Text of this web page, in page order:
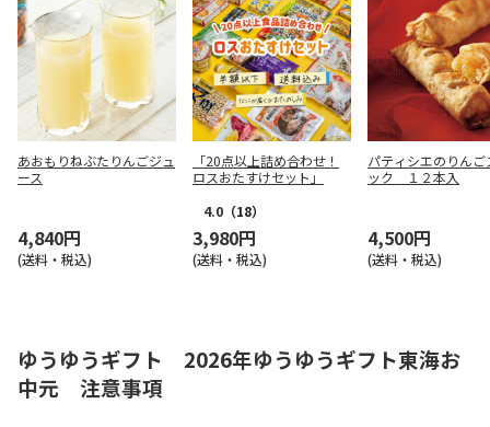
あおもりねぶたりんごジュ
ース
4,840円
(送料・税込)
「20点以上詰め合わせ！
ロスおたすけセット」
4.0 （18）
3,980円
(送料・税込)
パティシエのりんご
ック １２本入
4,500円
(送料・税込)
ゆうゆうギフト 2026年ゆうゆうギフト東海お
中元 注意事項